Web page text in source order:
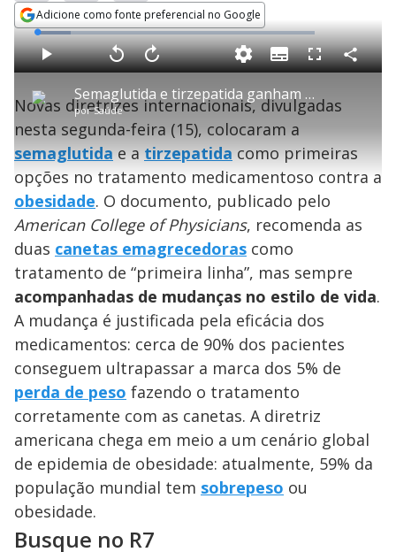
Adicione como fonte preferencial no Google
Opens in new window
P
l
a
y
V
i
d
e
Semaglutida e tirzepatida ganham prioridade no tratamento de obesidade
porSaúde
P V
t
a
r
0
e
g
n
d
A
n
ç
a
r
s
e
u
n
o
s
M
u
d
o
L
o
a
d
e
2
.
2
4
S
u
b
i
t
l
s
F
s
c
n
C
o
a
Novas diretrizes internacionais, divulgadas
nesta segunda-feira (15), colocaram a
semaglutidae atirzepatidacomo primeiras
opções no tratamento medicamentoso contra a
obesidade. O documento, publicado pelo
American College of Physicians, recomenda as
duas canetas emagrecedoras como
tratamento de “primeira linha”, mas sempre
acompanhadas de mudanças no estilo de vida.
A mudança é justificada pela eficácia dos
medicamentos: cerca de 90% dos pacientes
conseguem ultrapassar a marca dos 5% de
perda de peso fazendo o tratamento
corretamente com as canetas. A diretriz
americana chega em meio a um cenário global
de epidemia de obesidade: atualmente, 59% da
população mundial tem sobrepeso ou
obesidade.
Busque no R7